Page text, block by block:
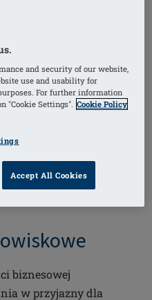
produkty oraz efektywne
biznesowych i
spójnej dokumentacji
w ramach
sprawne
zgodnie z
na wysokie
zarządzania jakością
biznesowej
w przyjazny dla
and security of our website,
use and usability for
For further information
"Cookie Settings". Cookie Policy
Accept All Cookies